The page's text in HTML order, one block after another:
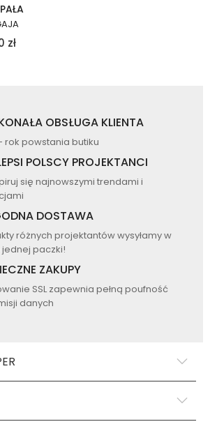
zł
OBSŁUGA KLIENTA
rok powstania butiku
POLSCY PROJEKTANCI
się najnowszymi trendami i
DOSTAWA
różnych projektantów wysyłamy w
paczki!
ZAKUPY
SSL zapewnia pełną poufność
danych